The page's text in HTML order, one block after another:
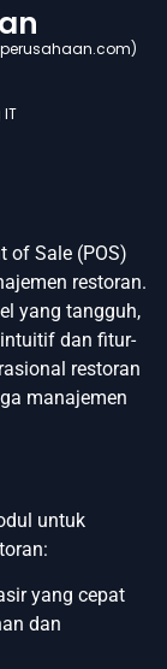
of Sale (POS)
restoran.
yang tangguh,
dan fitur-
restoran
manajemen
untuk
yang cepat
dan